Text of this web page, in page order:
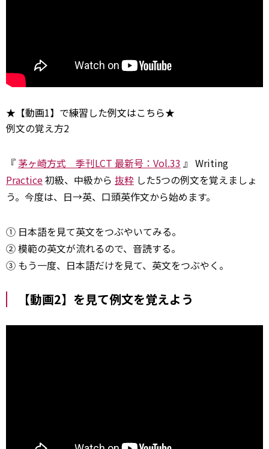
★【動画1】で練習した例文はこちら★
例文の覚え方2
『 茅ヶ崎方式 季刊LCT 最新号：Vol.33 』 Writing
Practice初級、中級から 抜粋 した5つの例文を覚えましょ
う。今度は、日→英、口頭英作文から始めます。
① 日本語を見て英文をつぶやいてみる。
② 模範の英文が流れるので、音読する。
③ もう一度、日本語だけを見て、英文をつぶやく。
【動画2】を見て例文を覚えよう